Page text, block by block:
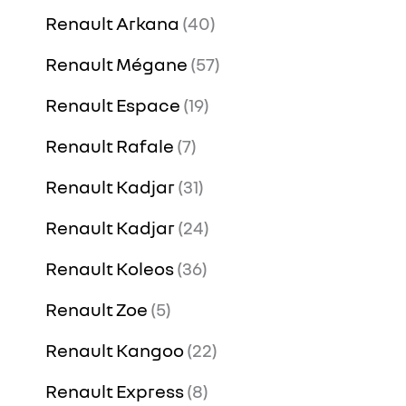
Renault Arkana 40
Renault Mégane 57
Renault Espace 19
Renault Rafale 7
Renault Kadjar 31
Renault Kadjar 24
Renault Koleos 36
Renault Zoe 5
Renault Kangoo 22
Renault Express 8